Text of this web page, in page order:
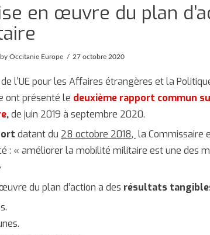
en œuvre du plan
by Occitanie Europe 27 octobre 2020
l'UE pour les Affaires étrangères et la
ont présenté le deuxième rapport commun
,de juin 2019 à septembre 2020.
datant du 28 octobre 2018, la Commissaire
: « améliorer la mobilité militaire est une des
du plan d’action a des résultats